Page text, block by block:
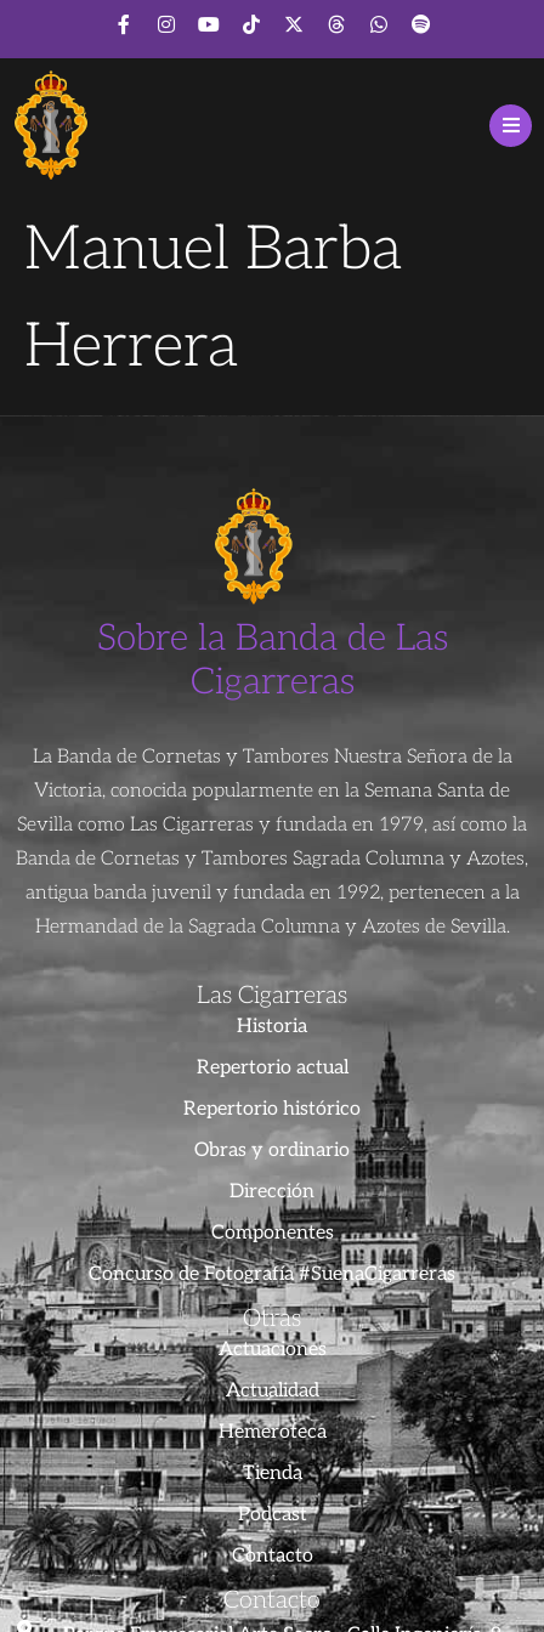
Manuel Barba
Herrera
Sobre la Banda de Las
Cigarreras
La Banda de Cornetas y Tambores Nuestra Señora de la
Victoria, conocida popularmente en la Semana Santa de
Sevilla como Las Cigarreras y fundada en 1979, así como la
Banda de Cornetas y Tambores Sagrada Columna y Azotes,
antigua banda juvenil y fundada en 1992, pertenecen a la
Hermandad de la Sagrada Columna y Azotes de Sevilla.
Las Cigarreras
Historia
Repertorio actual
Repertorio histórico
Obras y ordinario
Dirección
Componentes
Concurso de Fotografía #SuenaCigarreras
Otras
Actuaciones
Actualidad
Hemeroteca
Tienda
Podcast
Contacto
Contacto